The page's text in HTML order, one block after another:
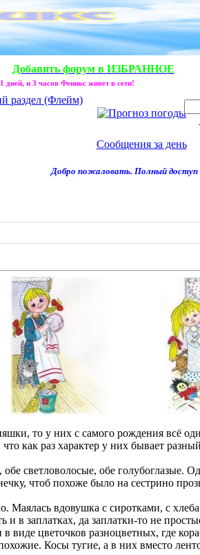
Добавить форум в ИЗБРАННОЕ
дней, и 3 часов Феникс живет в сети!
раздел (Флейм)
Сообщения за день
Добро пожаловать. Полный доступ к
то у них с самого рождения всё
как раз характер у них бывает
светловолосые, обе голубоглазые.
чтоб похоже было на сестрино
Маялась вдовушка с сиротками, с
и в заплатках, да заплатки-то не
в виде цветочков разноцветных, где
Косы тугие, а в них вместо